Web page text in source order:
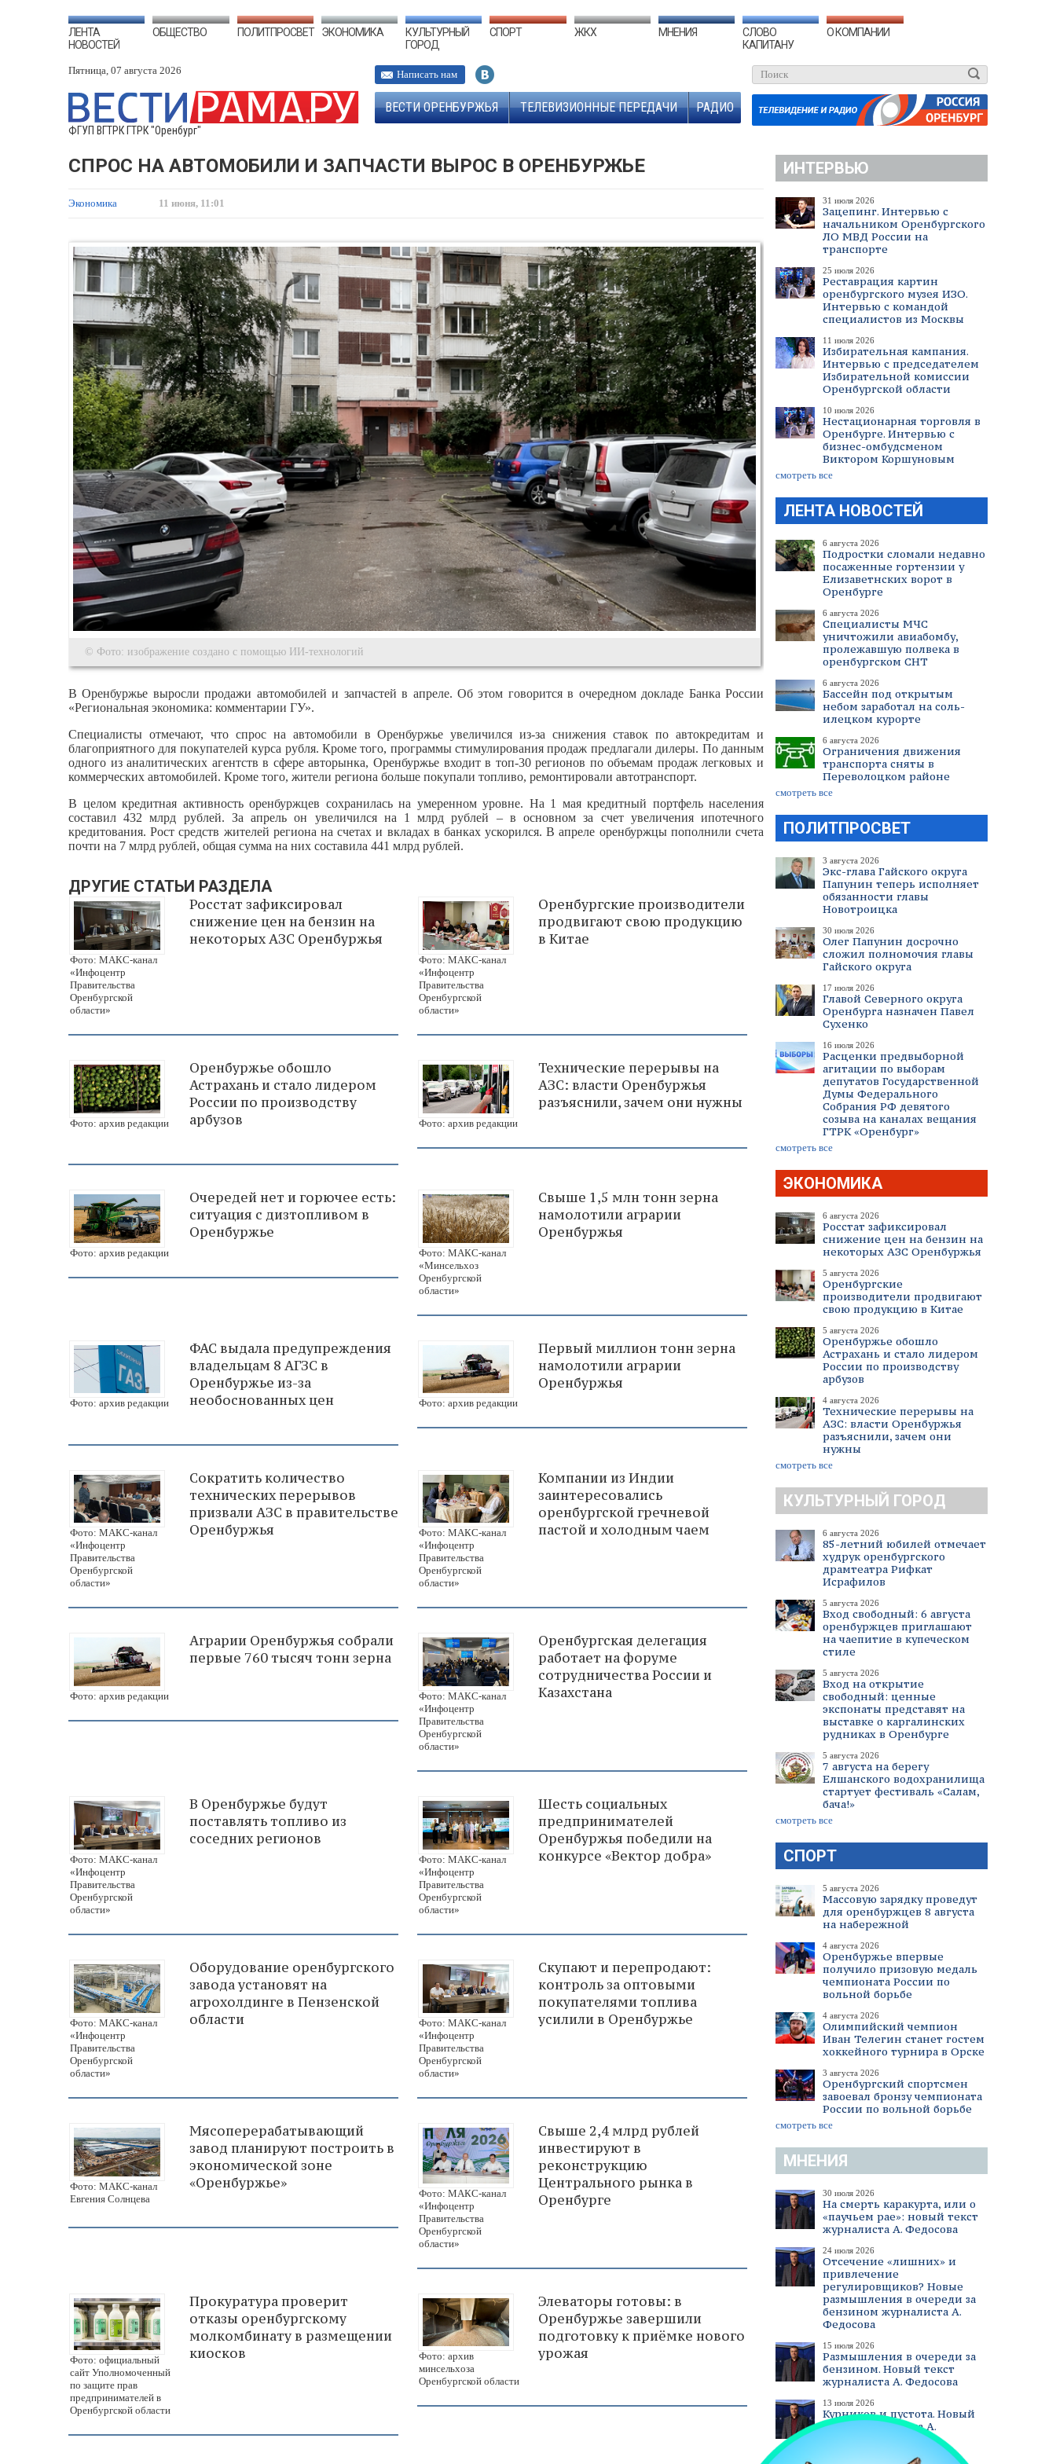
ЛЕНТА
НОВОСТЕЙ
ОБЩЕСТВО ПОЛИТПРОСВЕТ ЭКОНОМИКА
КУЛЬТУРНЫЙ
ГОРОД
СПОРТ ЖКХ МНЕНИЯ
СЛОВО
КАПИТАНУ
О КОМПАНИИ
Пятница, 07 августа 2026
ФГУП ВГТРК ГТРК "Оренбург"
Написать нам
ВЕСТИ ОРЕНБУРЖЬЯ ТЕЛЕВИЗИОННЫЕ ПЕРЕДАЧИ РАДИО
ИНТЕРВЬЮ
31 июля 2026
Зацепинг. Интервью с
начальником Оренбургского
ЛО МВД России на
транспорте
25 июля 2026
Реставрация картин
оренбургского музея ИЗО.
Интервью с командой
специалистов из Москвы
11 июля 2026
Избирательная кампания.
Интервью с председателем
Избирательной комиссии
Оренбургской области
10 июля 2026
Нестационарная торговля в
Оренбурге. Интервью с
бизнес-омбудсменом
Виктором Коршуновым
смотреть все
ЛЕНТА НОВОСТЕЙ
6 августа 2026
Подростки сломали недавно
посаженные гортензии у
Елизаветнских ворот в
Оренбурге
6 августа 2026
Специалисты МЧС
уничтожили авиабомбу,
пролежавшую полвека в
оренбургском СНТ
6 августа 2026
Бассейн под открытым
небом заработал на соль-
илецком курорте
6 августа 2026
Ограничения движения
транспорта сняты в
Переволоцком районе
смотреть все
ПОЛИТПРОСВЕТ
3 августа 2026
Экс-глава Гайского округа
Папунин теперь исполняет
обязанности главы
Новотроицка
30 июля 2026
Олег Папунин досрочно
сложил полномочия главы
Гайского округа
17 июля 2026
Главой Северного округа
Оренбурга назначен Павел
Сухенко
16 июля 2026
Расценки предвыборной
агитации по выборам
депутатов Государственной
Думы Федерального
Собрания РФ девятого
созыва на каналах вещания
ГТРК «Оренбург»
смотреть все
ЭКОНОМИКА
6 августа 2026
Росстат зафиксировал
снижение цен на бензин на
некоторых АЗС Оренбуржья
5 августа 2026
Оренбургские
производители продвигают
свою продукцию в Китае
5 августа 2026
Оренбуржье обошло
Астрахань и стало лидером
России по производству
арбузов
4 августа 2026
Технические перерывы на
АЗС: власти Оренбуржья
разъяснили, зачем они
нужны
смотреть все
КУЛЬТУРНЫЙ ГОРОД
6 августа 2026
85-летний юбилей отмечает
худрук оренбургского
драмтеатра Рифкат
Исрафилов
5 августа 2026
Вход свободный: 6 августа
оренбуржцев приглашают
на чаепитие в купеческом
стиле
5 августа 2026
Вход на открытие
свободный: ценные
экспонаты представят на
выставке о каргалинских
рудниках в Оренбурге
5 августа 2026
7 августа на берегу
Елшанского водохранилища
стартует фестиваль «Салам,
бача!»
смотреть все
СПОРТ
5 августа 2026
Массовую зарядку проведут
для оренбуржцев 8 августа
на набережной
4 августа 2026
Оренбуржье впервые
получило призовую медаль
чемпионата России по
вольной борьбе
4 августа 2026
Олимпийский чемпион
Иван Телегин станет гостем
хоккейного турнира в Орске
3 августа 2026
Оренбургский спортсмен
завоевал бронзу чемпионата
России по вольной борьбе
смотреть все
МНЕНИЯ
30 июля 2026
На смерть каракурта, или о
«паучьем рае»: новый текст
журналиста А. Федосова
24 июля 2026
Отсечение «лишних» и
привлечение
регулировщиков? Новые
размышления в очереди за
бензином журналиста А.
Федосова
15 июля 2026
Размышления в очереди за
бензином. Новый текст
журналиста А. Федосова
13 июля 2026
Курников и пустота. Новый
текст журналиста А.
смотреть все
СПРОС НА АВТОМОБИЛИ И ЗАПЧАСТИ ВЫРОС В ОРЕНБУРЖЬЕ
Экономика 11 июня, 11:01
© Фото: изображение создано с помощью ИИ-технологий
В Оренбуржье выросли продажи автомобилей и запчастей в апреле. Об этом говорится в очередном докладе Банка России
«Региональная экономика: комментарии ГУ».
Специалисты отмечают, что спрос на автомобили в Оренбуржье увеличился из-за снижения ставок по автокредитам и
благоприятного для покупателей курса рубля. Кроме того, программы стимулирования продаж предлагали дилеры. По данным
одного из аналитических агентств в сфере авторынка, Оренбуржье входит в топ-30 регионов по объемам продаж легковых и
коммерческих автомобилей. Кроме того, жители региона больше покупали топливо, ремонтировали автотранспорт.
В целом кредитная активность оренбуржцев сохранилась на умеренном уровне. На 1 мая кредитный портфель населения
составил 432 млрд рублей. За апрель он увеличился на 1 млрд рублей – в основном за счет увеличения ипотечного
кредитования. Рост средств жителей региона на счетах и вкладах в банках ускорился. В апреле оренбуржцы пополнили счета
почти на 7 млрд рублей, общая сумма на них составила 441 млрд рублей.
ДРУГИЕ СТАТЬИ РАЗДЕЛА
Фото: МАКС-канал
«Инфоцентр
Правительства
Оренбургской
области»
Росстат зафиксировал
снижение цен на бензин на
некоторых АЗС Оренбуржья
Фото: МАКС-канал
«Инфоцентр
Правительства
Оренбургской
области»
Оренбургские производители
продвигают свою продукцию
в Китае
Фото: архив редакции
Оренбуржье обошло
Астрахань и стало лидером
России по производству
арбузов
Фото: архив редакции
Технические перерывы на
АЗС: власти Оренбуржья
разъяснили, зачем они нужны
Фото: архив редакции
Очередей нет и горючее есть:
ситуация с дизтопливом в
Оренбуржье
Фото: МАКС-канал
«Минсельхоз
Оренбургской
области»
Свыше 1,5 млн тонн зерна
намолотили аграрии
Оренбуржья
Фото: архив редакции
ФАС выдала предупреждения
владельцам 8 АГЗС в
Оренбуржье из-за
необоснованных цен
Фото: архив редакции
Первый миллион тонн зерна
намолотили аграрии
Оренбуржья
Фото: МАКС-канал
«Инфоцентр
Правительства
Оренбургской
области»
Сократить количество
технических перерывов
призвали АЗС в правительстве
Оренбуржья
Фото: МАКС-канал
«Инфоцентр
Правительства
Оренбургской
области»
Компании из Индии
заинтересовались
оренбургской гречневой
пастой и холодным чаем
Фото: архив редакции
Аграрии Оренбуржья собрали
первые 760 тысяч тонн зерна
Фото: МАКС-канал
«Инфоцентр
Правительства
Оренбургской
области»
Оренбургская делегация
работает на форуме
сотрудничества России и
Казахстана
Фото: МАКС-канал
«Инфоцентр
Правительства
Оренбургской
области»
В Оренбуржье будут
поставлять топливо из
соседних регионов
Фото: МАКС-канал
«Инфоцентр
Правительства
Оренбургской
области»
Шесть социальных
предпринимателей
Оренбуржья победили на
конкурсе «Вектор добра»
Фото: МАКС-канал
«Инфоцентр
Правительства
Оренбургской
области»
Оборудование оренбургского
завода установят на
агрохолдинге в Пензенской
области
Фото: МАКС-канал
«Инфоцентр
Правительства
Оренбургской
области»
Скупают и перепродают:
контроль за оптовыми
покупателями топлива
усилили в Оренбуржье
Фото: МАКС-канал
Евгения Солнцева
Мясоперерабатывающий
завод планируют построить в
экономической зоне
«Оренбуржье»
Фото: МАКС-канал
«Инфоцентр
Правительства
Оренбургской
области»
Свыше 2,4 млрд рублей
инвестируют в
реконструкцию
Центрального рынка в
Оренбурге
Фото: официальный
сайт Уполномоченный
по защите прав
предпринимателей в
Оренбургской области
Прокуратура проверит
отказы оренбургскому
молкомбинату в размещении
киосков
Фото: архив
минсельхоза
Оренбургской области
Элеваторы готовы: в
Оренбуржье завершили
подготовку к приёмке нового
урожая